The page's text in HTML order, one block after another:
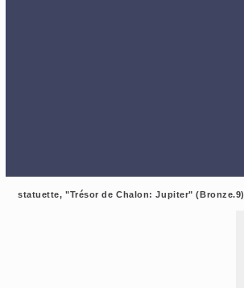
statuette, "Trésor de Chalon: Jupiter" (Bronze.9)